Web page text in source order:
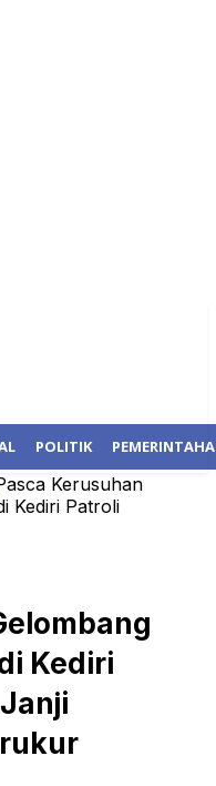
POLITIK
Kerusuhan
Kediri Patroli
Kediri